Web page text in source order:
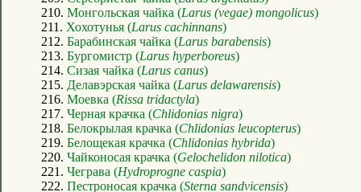
210. Монгольская чайка (Larus (vegae) mongolicus)
211. Хохотунья (Larus cachinnans)
212. Барабинская чайка (Larus barabensis)
213. Бургомистр (Larus hyperboreus)
214. Сизая чайка (Larus canus)
215. Делавэрская чайка (Larus delawarensis)
216. Моевка (Rissa tridactyla)
217. Черная крачка (Chlidonias nigra)
218. Белокрылая крачка (Chlidonias leucopterus)
219. Белощекая крачка (Chlidonias hybrida)
220. Чайконосая крачка (Gelochelidon nilotica)
221. Чеграва (Hydroprogne caspia)
222. Пестроносая крачка (Sterna sandvicensis)